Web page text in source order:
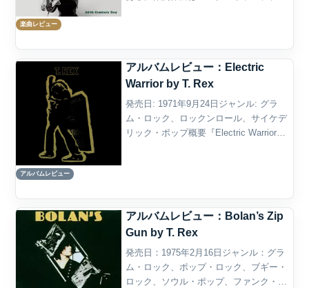
楽曲レビュー
アルバムレビュー
アルバムレビュー：Electric
Warrior by T. Rex
発売日: 1971年9月24日ジャンル: グラ
ム・ロック、ロックンロール、サイケデ
リック・ポップ概要『Electric Warrior』
アルバムレビュー：Bolan’s Zip
Gun by T. Rex
発売日：1975年2月16日ジャンル：グラ
ム・ロック、ポップ・ロック、ブギー・
ロック、ソウル・ポップ、ファンク・ロ